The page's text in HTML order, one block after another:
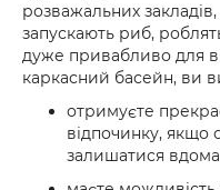
розважальних
запускають риб,
дуже привабливо для
каркасний басейн, ви
отримуєте
відпочинку, якщо
залишатися вдома